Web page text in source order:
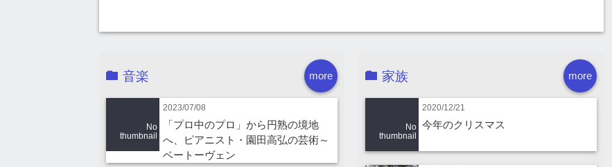
more
音楽
No
thumbnail
2023/07/08
「プロ中のプロ」から円熟の境地
へ、ピアニスト・園田高弘の芸術～
ベートーヴェン
more
家族
No
thumbnail
2020/12/21
今年のクリスマス